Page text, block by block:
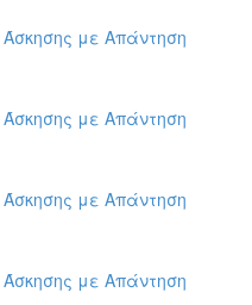
με Απάντηση
με Απάντηση
με Απάντηση
με Απάντηση